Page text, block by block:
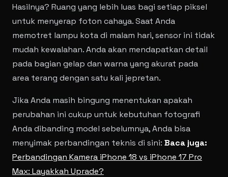
Hasilnya? Ruang yang lebih luas bagi setiap piksel
untuk menyerap foton cahaya. Saat Anda
memotret lampu kota di malam hari, sensor ini tidak
mudah kewalahan. Anda akan mendapatkan detail
pada bagian gelap dan warna yang akurat pada
area terang dengan satu kali jepretan.
Jika Anda masih bingung menentukan apakah
perubahan ini cukup untuk kebutuhan fotografi
Anda dibanding model sebelumnya, Anda bisa
menyimak perbandingan teknis di sini: Baca juga:
Perbandingan Kamera iPhone 18 vs iPhone 17 Pro
Max: Layakkah Uprade?